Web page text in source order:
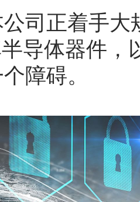
公司正着手
半导体器件
障碍。